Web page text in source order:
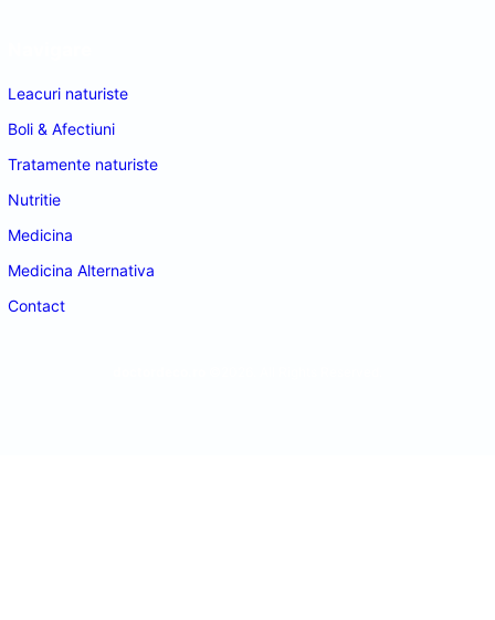
Leacuri naturiste
Boli & Afectiuni
Tratamente naturiste
Nutritie
Medicina
Medicina Alternativa
Contact